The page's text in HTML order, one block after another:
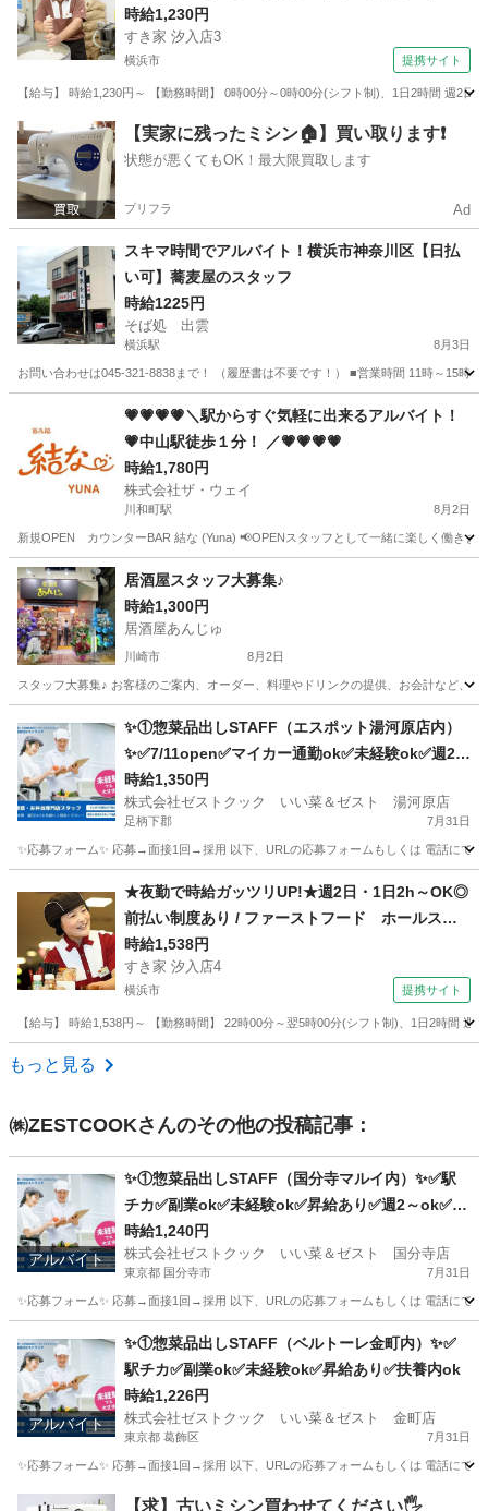
ホールスタッフ
時給1,230円
すき家 汐入店3
横浜市 提携サイト
【給与】 時給1,230円～ 【勤務時間】 0時00分～0時00分(シフト制)、1日2時間 週
横浜市 レストラン
【実家に残ったミシン🏠】買い取ります❗️
状態が悪くてもOK！最大限買取します
プリフラ Ad
スキマ時間でアルバイト！横浜市神奈川区【日払
い可】蕎麦屋のスタッフ
時給1225円
そば処 出雲
横浜駅 8月3日
お問い合わせは045-321-8838まで！ （履歴書は不要です！） ■営業時間 11時
横浜駅 飲食 スタッフ
💗💗💗💗＼駅からすぐ気軽に出来るアルバイト！
💗中山駅徒歩１分！ ／💗💗💗💗
時給1,780円
株式会社ザ・ウェイ
川和町駅 8月2日
新規OPEN カウンターBAR 結な (Yuna) 📢OPENスタッフとして一緒に楽しく働きま
神奈川 横浜市 川和町駅 その他
居酒屋スタッフ大募集♪
時給1,300円
居酒屋あんじゅ
川崎市 8月2日
スタッフ大募集♪ お客様のご案内、オーダー、料理やドリンクの提供、お会計など、
居酒屋 スタッフ
✨①惣菜品出しSTAFF（エスポット湯河原店内）
✨✅7/11open✅マイカー通勤ok✅未経験ok✅週2～
ok
時給1,350円
株式会社ゼストクック いい菜＆ゼスト 湯河原店
足柄下郡 7月31日
✨応募フォーム✨ 応募→面接1回→採用 以下、URLの応募フォームもしくは 電話にて
足柄下郡 キッチン スタッフ
★夜勤で時給ガッツリUP!★週2日・1日2h～OK◎
前払い制度あり / ファーストフード ホールスタ
ッフ
時給1,538円
すき家 汐入店4
横浜市 提携サイト
【給与】 時給1,538円～ 【勤務時間】 22時00分～翌5時00分(シフト制)、1日2時
神奈川 横浜市
もっと見る
㈱ZESTCOOKさんのその他の投稿記事：
アルバイト
✨①惣菜品出しSTAFF（国分寺マルイ内）✨✅駅
チカ✅副業ok✅未経験ok✅昇給あり✅週2～ok✅扶
養内ok
時給1,240円
株式会社ゼストクック いい菜＆ゼスト 国分寺店
東京都 国分寺市 7月31日
✨応募フォーム✨ 応募→面接1回→採用 以下、URLの応募フォームもしくは 電話にて
キッチン
アルバイト
✨①惣菜品出しSTAFF（ベルトーレ金町内）✨✅
駅チカ✅副業ok✅未経験ok✅昇給あり✅扶養内ok
時給1,226円
株式会社ゼストクック いい菜＆ゼスト 金町店
東京都 葛飾区 7月31日
✨応募フォーム✨ 応募→面接1回→採用 以下、URLの応募フォームもしくは 電話にて
東京 葛飾区 キッチン スタッフ
【求】古いミシン買わせてください🖐️